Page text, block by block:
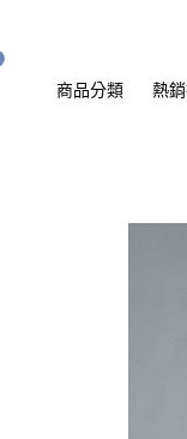
商品分類 熱